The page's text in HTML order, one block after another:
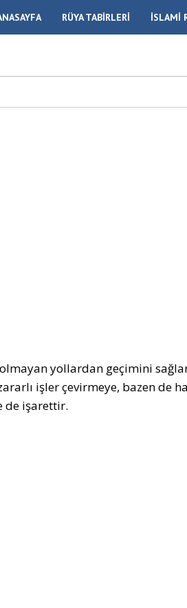
RÜYA TABİRLERİ İSLAMİ
olmayan yollardan geçimini
işler çevirmeye, bazen de
de işarettir.